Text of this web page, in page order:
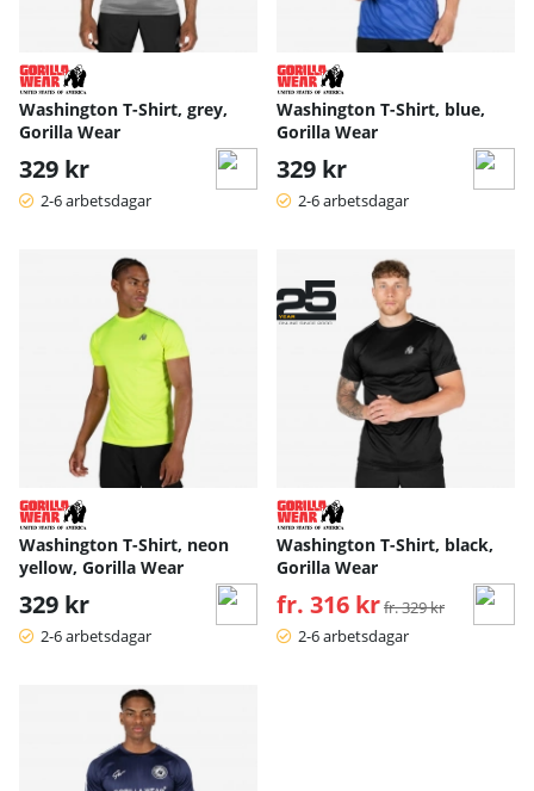
Washington T-Shirt, grey,
Gorilla Wear
329 kr
2-6 arbetsdagar
Washington T-Shirt, blue,
Gorilla Wear
329 kr
2-6 arbetsdagar
Washington T-Shirt, neon
yellow, Gorilla Wear
329 kr
2-6 arbetsdagar
Washington T-Shirt, black,
Gorilla Wear
fr. 316 kr Ordinarie pris:
fr. 329 kr
2-6 arbetsdagar